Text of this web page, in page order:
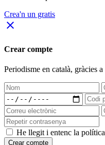
Crea'n un gratis
close
Crear compte
Periodisme en català, gràcies
He llegit i entenc la
Crear compte